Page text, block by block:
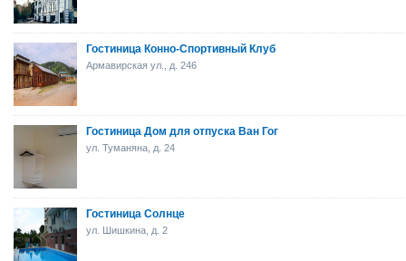
Гостиница Конно-Спортивный Клуб
Армавирская ул., д. 246
Гостиница Дом для отпуска Ван Гог
ул. Туманяна, д. 24
Гостиница Солнце
ул. Шишкина, д. 2